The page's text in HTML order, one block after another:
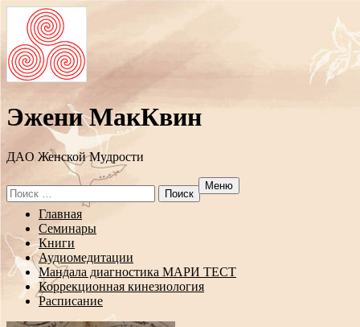
Эжени МакКвин
ДAO Женской Мудрости
Search
for:
Меню
Перейти
содержанию
Главная
Семинары
Книги
Аудиомедитации
Мандала диагностика МАРИ ТЕСТ
Коррекционная кинезиология
Расписание